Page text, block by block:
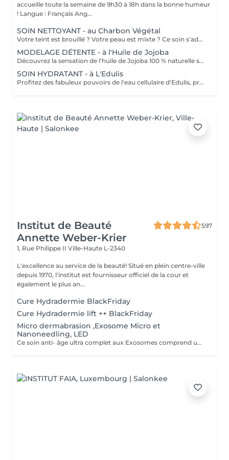
accueille toute la semaine de 9h30 à 18h dans la bonne humeur
! Langue : Français Ang...
SOIN NETTOYANT - au Charbon Végétal
Votre teint est brouillé ? Votre peau est mixte ? Ce soin s'adresse à vous. Votre peau est nettoyée par une exfoliation douce, sous vapeur, complétée par une extraction des comédons. Pour finir, l'application d'un masque purifie la zone médiane (front, nez, menton), et hydrate le reste de votre visage. Bénéfices : Detoxifié et hydraté, votre visage retrouve un teint unifié, frais et lumineux.
MODELAGE DÉTENTE - à l'Huile de Jojoba
Découvrez la sensation de l'huile de Jojoba 100 % naturelle sur votre peau. Nourrie, votre peau retrouve tout son confort. Libéré de ses tensions grâce aux mains habiles de notre esthéticienne, votre visage est détendu. Bénéfices : Nourrie, votre peau retrouve tout son confort.
SOIN HYDRATANT - à L'Edulis
Profitez des fabuleux pouvoirs de l'eau cellulaire d'Edulis, précieuse source d'hydratation continue. Après la brumisation du Sérum concentré en eau cellulaire, le Masque Crème ressourçant se transforme en une texture soyeuse qui fond sur votre peau sous le délicat modelage de notre esthéticienne. Bénéfices : Gorgée d'eau, votre peau retrouve douceur, souplesse et éclat. Retrouvez le confort dune peau hydratée en continu.
Institut de Beauté
Annette Weber-Krier
597
1, Rue Philippe II Ville-Haute L-2340
L'excellence au service de la beauté! Situé en plein centre-ville
depuis 1970, l'institut est fournisseur officiel de la cour et
également le plus an...
Cure Hydradermie BlackFriday
Cure Hydradermie lift ++ BlackFriday
Micro dermabrasion ,Exosome Micro et
Nanoneedling, LED
Ce soin anti- âge ultra complet aux Exosomes comprend une microdermabrasion, un soin activateur Cold plasma, le microneedling avec des Exosomes, un masque feuille de collagène avec le nanoneedling, pour finaliser encore 15' de luminothérapie. Vous partirez avec votre sérum aux exosomes pour continuer le soin à domicile.